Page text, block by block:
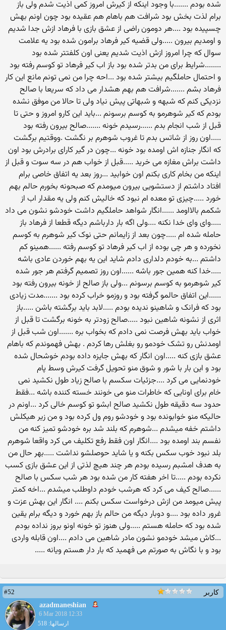
شده بودم .......با وجود اینکه از کیرش امروز کمی اذیت شدم ولی باز
برام لذت بخش بود شرافت هم باهام هم عقیده بود چون اونم بهش
چسپیده بود ....هر دومون راضی از عشق بازی با فرهاد ازش جدا شدیم
و اومدیم بیرون .....ولی قضیه کیر فرهاد برامون شده بود یه علامت
سوال که چرا امروز ازش اذیت شدیم یعنی اون کلفتتر شده بود
........شرایط برای من بدتر شده بود باز اب کیر فرهاد تو کوسم رفته بود
و احتمال حاملگیم بیشتر شده بود ...احه چرا من نمی تونم مانع این کار
فرهاد بشم .......شرافت هم بهم هشدار می داد که سریعا با صالح
نزدیکی کنم که شبهه و شبهاتی پیش نیاد ولی تا حالا من موفق نشده
بودم که کیر شوهرمو به کوسم برسونم ...باید این کارو امروز و حتی تا
قبل از شب انجام بدم ......رسیدم خونه .......صالح بیرون رفته بود
.....اون روز از شاتس بدم تا غروب شوهرم بر نگشت .ووقتیم برگشت
که انگار جنازه اش اومده بود خونه ...چون در گیر کارای برادرش بود اون
داشت براش مغازه می خرید .....قبل از خواب هم در سه سوت و قبل از
اینکه من بخام کاری بکنم اون خوابید ...روز بعد یه اتفاق خاصی برام
افتاد داشتم از دستشویی بیرون میومدم که صبحونه بخورم حالم بهم
خورد .....چیزی تو معده ام نبود که خالیش کنم ولی یه مقدار اب از
شکمم بالااومد ......انگار شواهد حاملگیم داشت خودشو نشون می داد
.....وای وای خدا نکنه ....ولی اگه بار دارباشم دیگه قطعا از فرهاد باز
حامله شده ام .....چون بعد از زایمانم حتی نوک کیر شوهرم به کوسم
نخورده و هر چی بوده از اب کیر فرهاد تو کوسم رفته ......همینو کم
داشتم ...به خودم دلداری دادم شاید این یه بهم خوردن عادی باشه
.....خدا کنه همین جور باشه ......اون روز تصمیم گرفتم هر جور شده
کیر شوهرمو به کوسم برسونم ...ولی باز صالح از خونه بیرون رفته بود
......این اتفاق حالمو گرفته بود و روزمو خراب کرده بود .......مدت زیادی
بود که فرانک و شاهینو ندیده بودم .....لابد باید برگشته باشن .....باز
اثری از نشونه شاهین نبود .....صالح زودتر به خونه برگشت تا قبل از
خواب باید بهش فرصت نمی دادم که بخواب بره .......اون شب قبل از
اومدنش رو تشک خودمو رو بغلش رها کردم . بهش فهموندم که باهام
عشق بازی کنه .....اون انگار که بهش جایزه داده بودم خوشحال شده
بود و این بار با شور و شوق منو تحویل گرفت کیرش وسط پام
خودنمایی می کرد ....جزئیات سکسم با صالح زیاد طول نکشید نمی
خام برای اونایی که خاطرات منو می خونند خسته کننده باشه ...فقط
حدود سه دقیقه طول نکشید صالح ابشو تو کوسم خالی کرد ...اونم در
حالیکه منو خوابونده بود و خودشو روم ول کرده بود و من زیر هیکلش
داشتم خفه میشدم ...شوهرم که بلند شد بره خودشو تمیز کنه من
نفسم بند اومده بود ....انگار اون فقط رفع تکلیف می کرد واقعا شوهرم
بلد نبود خوب سکس بکنه و یا شاید حوصلشو نداشت .....بهر حال من
به هدف امشبم رسیده بودم هر چند هیچ لذتی از این عشق بازی کسب
نکرده بودم .....تا اخر هفته کار من شده بود هر شب سکس با صالح
......صالح کیف می کرد که هرشب خودم داوطلب میشدم ...اخه کمتر
پیش میومد من ازش درخواست سکس بکنم .... انگار این بهش عزت و
غرور داده بود ....و دوبار دیگه من حالم باز بهم خورد و دیگه برام یقین
شده بود که حامله هستم .....ولی هنوز تو خونه اونو بروز نداده بودم
...کاش میشد خودمو نشون مادر شاهین می دادم ....اون قابله واردی
بود و با نگاش به صورتم می فهمید که بار دار هستم ویانه .....
کاربر
#52
azadmaneshian
6 Mar 2018 12:33
ارسالها: 518